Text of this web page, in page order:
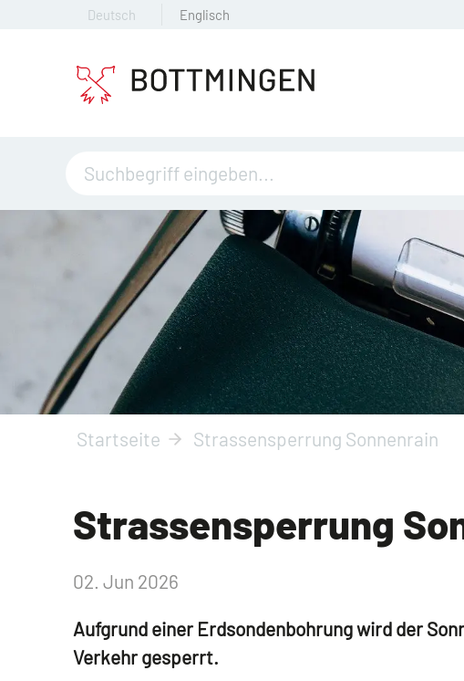
Deutsch Englisch
Startseite Strassensperrung Sonnenrain
Strassensperrung
02. Jun 2026
Aufgrund einer Erdsondenbohrung wird der
Verkehr gesperrt.